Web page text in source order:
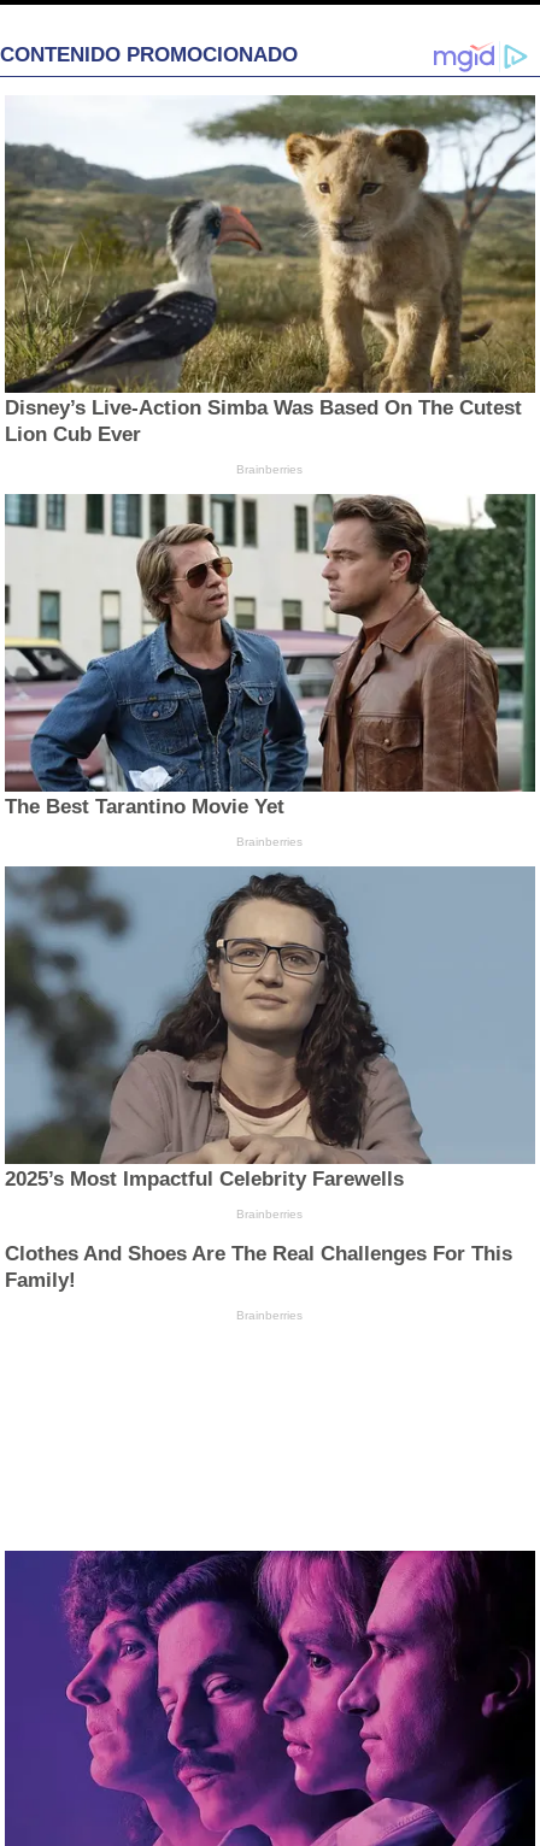
CONTENIDO PROMOCIONADO
Disney’s Live-Action Simba Was Based On The Cutest
Lion Cub Ever
Brainberries
The Best Tarantino Movie Yet
Brainberries
2025’s Most Impactful Celebrity Farewells
Brainberries
Clothes And Shoes Are The Real Challenges For This
Family!
Brainberries